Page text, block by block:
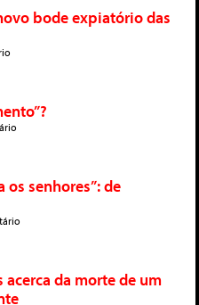
bode expiatório das
os senhores”: de
da morte de um